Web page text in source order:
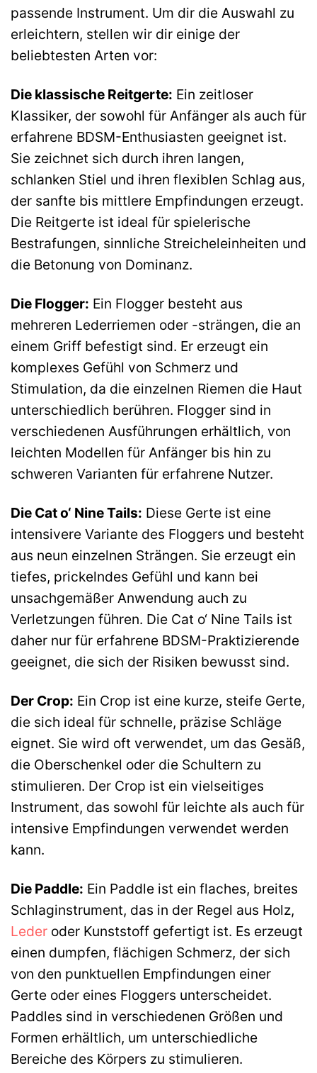
passende Instrument. Um dir die Auswahl zu
erleichtern, stellen wir dir einige der
beliebtesten Arten vor:
Die klassische Reitgerte: Ein zeitloser
Klassiker, der sowohl für Anfänger als auch für
erfahrene BDSM-Enthusiasten geeignet ist.
Sie zeichnet sich durch ihren langen,
schlanken Stiel und ihren flexiblen Schlag aus,
der sanfte bis mittlere Empfindungen erzeugt.
Die Reitgerte ist ideal für spielerische
Bestrafungen, sinnliche Streicheleinheiten und
die Betonung von Dominanz.
Die Flogger: Ein Flogger besteht aus
mehreren Lederriemen oder -strängen, die an
einem Griff befestigt sind. Er erzeugt ein
komplexes Gefühl von Schmerz und
Stimulation, da die einzelnen Riemen die Haut
unterschiedlich berühren. Flogger sind in
verschiedenen Ausführungen erhältlich, von
leichten Modellen für Anfänger bis hin zu
schweren Varianten für erfahrene Nutzer.
Die Cat o‘ Nine Tails: Diese Gerte ist eine
intensivere Variante des Floggers und besteht
aus neun einzelnen Strängen. Sie erzeugt ein
tiefes, prickelndes Gefühl und kann bei
unsachgemäßer Anwendung auch zu
Verletzungen führen. Die Cat o‘ Nine Tails ist
daher nur für erfahrene BDSM-Praktizierende
geeignet, die sich der Risiken bewusst sind.
Der Crop: Ein Crop ist eine kurze, steife Gerte,
die sich ideal für schnelle, präzise Schläge
eignet. Sie wird oft verwendet, um das Gesäß,
die Oberschenkel oder die Schultern zu
stimulieren. Der Crop ist ein vielseitiges
Instrument, das sowohl für leichte als auch für
intensive Empfindungen verwendet werden
kann.
Die Paddle: Ein Paddle ist ein flaches, breites
Schlaginstrument, das in der Regel aus Holz,
Leder oder Kunststoff gefertigt ist. Es erzeugt
einen dumpfen, flächigen Schmerz, der sich
von den punktuellen Empfindungen einer
Gerte oder eines Floggers unterscheidet.
Paddles sind in verschiedenen Größen und
Formen erhältlich, um unterschiedliche
Bereiche des Körpers zu stimulieren.